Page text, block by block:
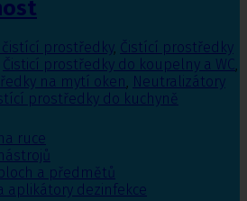
prostředky, Čistící prostředky
Čisticí prostředky do koupelny a WC,
na mytí oken, Neutralizátory
prostředky do kuchyně
ruce
a předmětů
aplikátory dezinfekce